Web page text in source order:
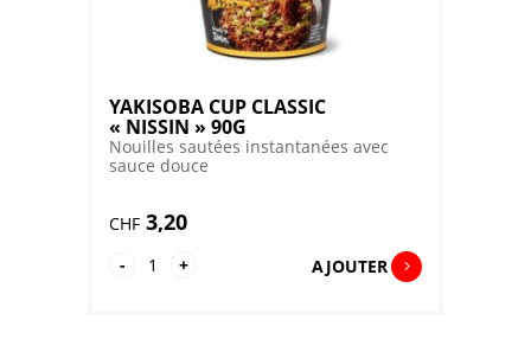
YAKISOBA CUP CLASSIC
« NISSIN » 90G
Nouilles sautées instantanées avec
sauce douce
CHF 3,20
-
quantité
+ AJOUTER